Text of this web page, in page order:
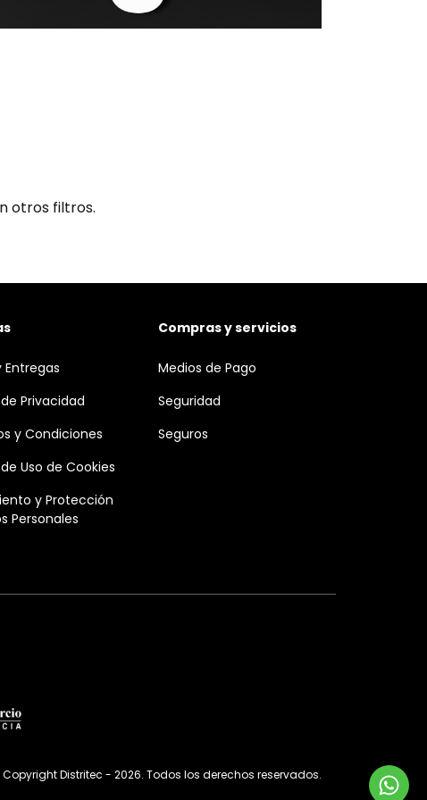
otros filtros.
Entregas
Privacidad
y Condiciones
Uso de Cookies
y Protección
Personales
Compras y servicios
Medios de Pago
Seguridad
Seguros
Copyright Distritec - 2026. Todos los derechos reservados.